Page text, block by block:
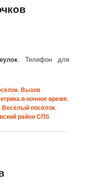
. Телефон для
,Вызов
в ночное время,
Весёлый посёлок,
район СПб